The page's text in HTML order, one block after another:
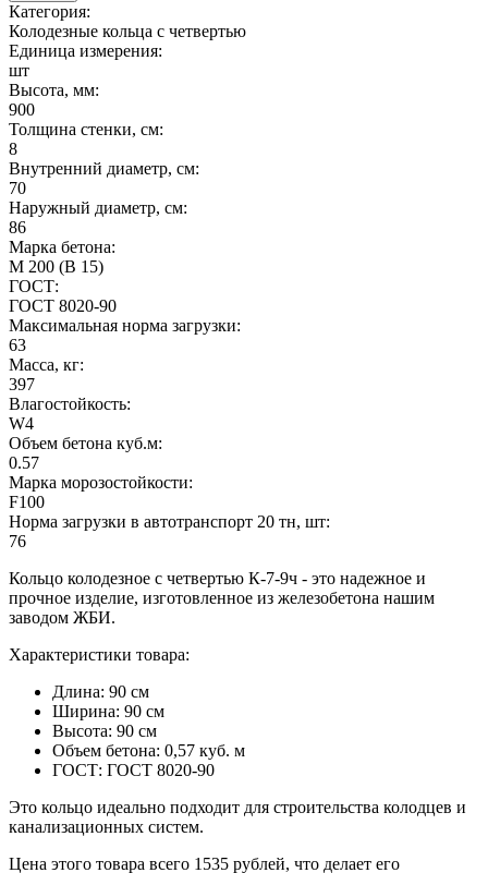
Категория:
Колодезные кольца с четвертью
Единица измерения:
шт
Высота, мм:
900
Толщина стенки, см:
8
Внутренний диаметр, см:
70
Наружный диаметр, см:
86
Марка бетона:
М 200 (В 15)
ГОСТ:
ГОСТ 8020-90
Максимальная норма загрузки:
63
Масса, кг:
397
Влагостойкость:
W4
Объем бетона куб.м:
0.57
Марка морозостойкости:
F100
Норма загрузки в автотранспорт 20 тн, шт:
76
Кольцо колодезное с четвертью К-7-9ч - это надежное и
прочное изделие, изготовленное из железобетона нашим
заводом ЖБИ.
Характеристики товара:
Длина: 90 см
Ширина: 90 см
Высота: 90 см
Объем бетона: 0,57 куб. м
ГОСТ: ГОСТ 8020-90
Это кольцо идеально подходит для строительства колодцев и
канализационных систем.
Цена этого товара всего 1535 рублей, что делает его